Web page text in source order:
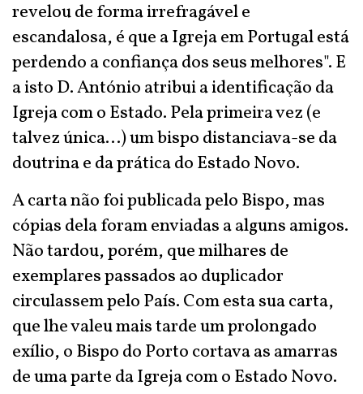
revelou de forma irrefragável e
escandalosa, é que a Igreja em Portugal está
perdendo a confiança dos seus melhores". E
a isto D. António atribui a identificação da
Igreja com o Estado. Pela primeira vez (e
talvez única...) um bispo distanciava-se da
doutrina e da prática do Estado Novo.
A carta não foi publicada pelo Bispo, mas
cópias dela foram enviadas a alguns amigos.
Não tardou, porém, que milhares de
exemplares passados ao duplicador
circulassem pelo País. Com esta sua carta,
que lhe valeu mais tarde um prolongado
exílio, o Bispo do Porto cortava as amarras
de uma parte da Igreja com o Estado Novo.